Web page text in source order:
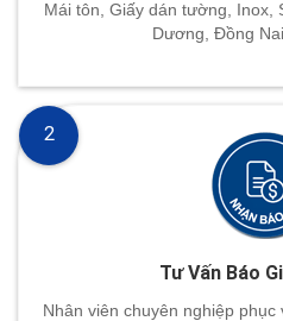
Mái tôn, Giấy dán tường, Inox,
Dương, Đồng
Tư Vấn Báo
Nhân viên chuyên nghiệp
2